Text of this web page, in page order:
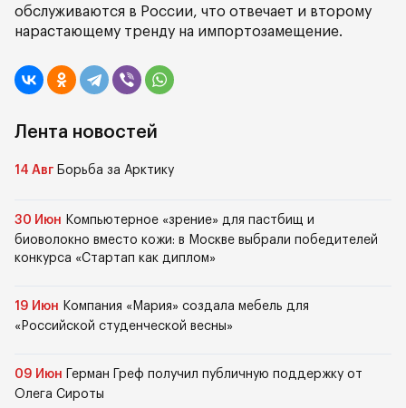
обслуживаются в России, что отвечает и второму
нарастающему тренду на импортозамещение.
Лента новостей
14 Авг Борьба за Арктику
30 Июн Компьютерное «зрение» для пастбищ и
биоволокно вместо кожи: в Москве выбрали победителей
конкурса «Стартап как диплом»
19 Июн Компания «Мария» создала мебель для
«Российской студенческой весны»
09 Июн
Герман Греф получил публичную поддержку от
Олега Сироты